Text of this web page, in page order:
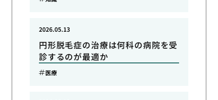
円形脱毛症の治療は何科の病院を受
診するのが最適か
2026.05.13
医療